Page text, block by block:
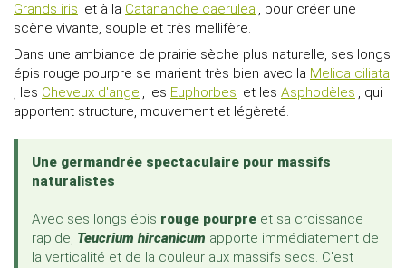
Grands iris et à la Catananche caerulea , pour créer une
scène vivante, souple et très mellifère.
Dans une ambiance de prairie sèche plus naturelle, ses longs
épis rouge pourpre se marient très bien avec la Melica ciliata
, les Cheveux d'ange , les Euphorbes et les Asphodèles , qui
apportent structure, mouvement et légèreté.
Une germandrée spectaculaire pour massifs
naturalistes
Avec ses longs épis rouge pourpre et sa croissance
rapide, Teucrium hircanicum apporte immédiatement de
la verticalité et de la couleur aux massifs secs. C'est